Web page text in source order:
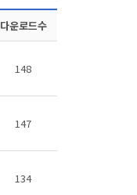
다운로드수
148
147
134